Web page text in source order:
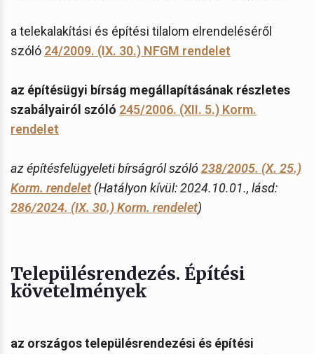
a telekalakítási és építési tilalom elrendeléséről
szóló 24/2009. (IX. 30.) NFGM rendelet
az építésügyi bírság megállapításának részletes
szabályairól szóló 245/2006. (XII. 5.) Korm.
rendelet
az építésfelügyeleti bírságról szóló238/2005. (X. 25.)
Korm. rendelet (Hatályon kívül: 2024.10.01., lásd:
286/2024. (IX. 30.) Korm. rendelet)
Településrendezés. Építési
követelmények
az országos településrendezési és építési